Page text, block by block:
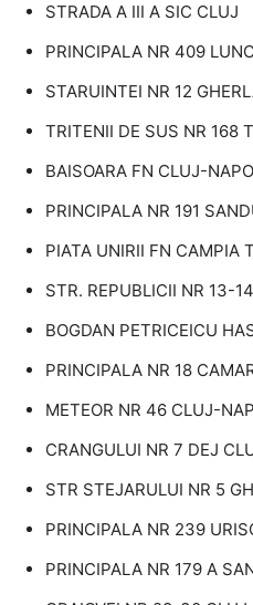
STRADA A III A SIC CLUJ
PRINCIPALA NR 409
STARUINTEI NR 12
TRITENII DE SUS NR 168
BAISOARA FN CLUJ-
PRINCIPALA NR 191
PIATA UNIRII FN CAMPIA
STR. REPUBLICII NR 13-
BOGDAN PETRICEICU
PRINCIPALA NR 18
METEOR NR 46 CLUJ-
CRANGULUI NR 7 DEJ
STR STEJARULUI NR 5
PRINCIPALA NR 239
PRINCIPALA NR 179 A